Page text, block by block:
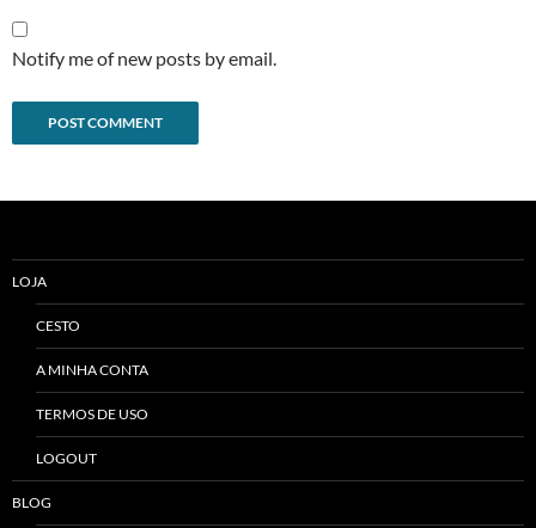
Notify me of new posts by email.
LOJA
CESTO
A MINHA CONTA
TERMOS DE USO
LOGOUT
BLOG